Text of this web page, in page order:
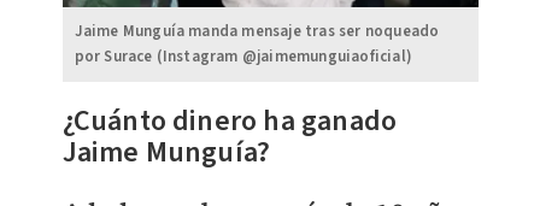
Jaime Munguía manda mensaje tras ser noqueado
por Surace (Instagram @jaimemunguiaoficial)
¿Cuánto dinero ha ganado
Jaime Munguía?